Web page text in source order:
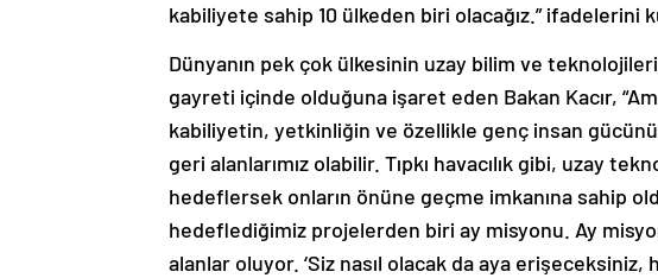
kabiliyete sahip 10 ülkeden biri olacağız.” ifadelerini
Dünyanın pek çok ülkesinin uzay bilim ve
gayreti içinde olduğuna işaret eden Bakan Kacır,
kabiliyetin, yetkinliğin ve özellikle genç insan
geri alanlarımız olabilir. Tıpkı havacılık gibi, uzay
hedeflersek onların önüne geçme imkanına sahip
hedeflediğimiz projelerden biri ay misyonu. Ay
alanlar oluyor. ‘Siz nasıl olacak da aya erişeceksiniz,